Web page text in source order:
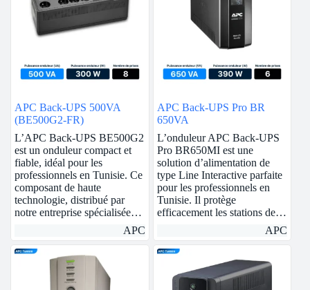
APC Back-UPS 500VA
(BE500G2-FR)
L’APC Back-UPS BE500G2
est un onduleur compact et
fiable, idéal pour les
professionnels en Tunisie. Ce
composant de haute
technologie, distribué par
notre entreprise spécialisée…
APC
APC Back-UPS Pro BR
650VA
L’onduleur APC Back-UPS
Pro BR650MI est une
solution d’alimentation de
type Line Interactive parfaite
pour les professionnels en
Tunisie. Il protège
efficacement les stations de…
APC